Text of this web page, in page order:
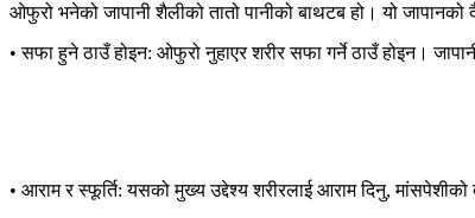
ओफुरो भनेकोजापानी शैलीको तातो पानीको बाथटबहो। यो जापानको
•सफा हुने ठाउँ होइन: ओफुरो नुहाएर शरीर सफा गर्ने ठाउँ होइन।
• आराम र स्फूर्ति: यसको मुख्य उद्देश्य शरीरलाई आराम दिनु,